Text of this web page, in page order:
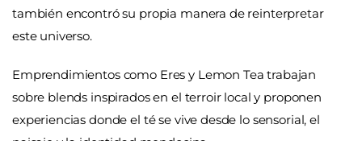
también encontró su propia manera de reinterpretar
este universo.
Emprendimientos como Eres y Lemon Tea trabajan
sobre blends inspirados en el terroir local y proponen
experiencias donde el té se vive desde lo sensorial, el